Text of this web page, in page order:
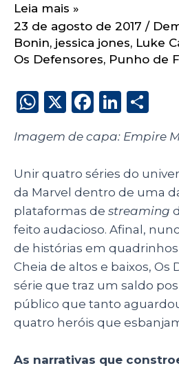
Leia mais »
23 de agosto de 2017 /
Bonin, jessica jones, Luke
Os Defensores, Punho de
W
a
ts
A
p
p
X
F
c
e
b
o
o
k
Li
k
e
dI
n
a
re
Imagem de capa: Empire
Unir quatro séries do
da Marvel dentro de uma
plataformas de streaming
feito audacioso. Afinal,
de histórias em quadrinhos
Cheia de altos e baixos, Os
série que traz um saldo
público que tanto
quatro heróis que
As narrativas que